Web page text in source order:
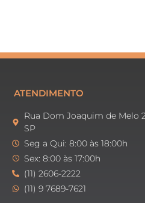
ATENDIMENTO
Rua Dom Joaquim de Melo
SP
Seg a Qui: 8:00 às 18:00h
Sex: 8:00 às 17:00h
(11) 2606-2222
(11) 9 7689-7621